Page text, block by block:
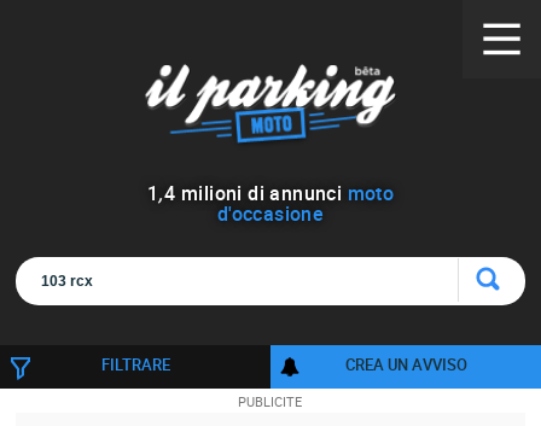
1,4 milioni di annunci moto
d'occasione
FILTRARE CREA UN AVVISO